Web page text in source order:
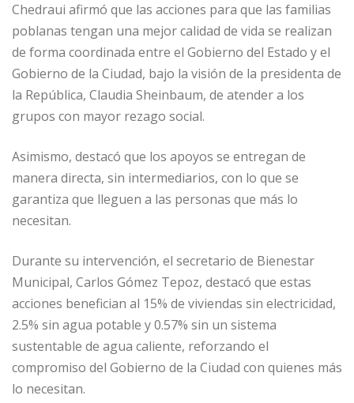
Chedraui afirmó que las acciones para que las familias
poblanas tengan una mejor calidad de vida se realizan
de forma coordinada entre el Gobierno del Estado y el
Gobierno de la Ciudad, bajo la visión de la presidenta de
la República, Claudia Sheinbaum, de atender a los
grupos con mayor rezago social.
Asimismo, destacó que los apoyos se entregan de
manera directa, sin intermediarios, con lo que se
garantiza que lleguen a las personas que más lo
necesitan.
Durante su intervención, el secretario de Bienestar
Municipal, Carlos Gómez Tepoz, destacó que estas
acciones benefician al 15% de viviendas sin electricidad,
2.5% sin agua potable y 0.57% sin un sistema
sustentable de agua caliente, reforzando el
compromiso del Gobierno de la Ciudad con quienes más
lo necesitan.